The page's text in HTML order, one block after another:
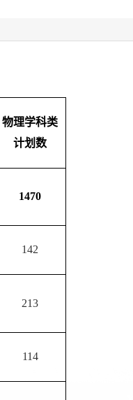
物理学科类
计划数
1470
142
213
114